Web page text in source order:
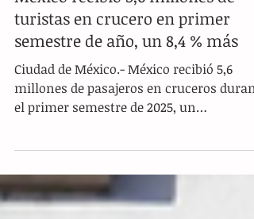
México recibió 5,6 millones de
turistas en crucero en primer
semestre de año, un 8,4 % más
Ciudad de México.- México recibió 5,6
millones de pasajeros en cruceros